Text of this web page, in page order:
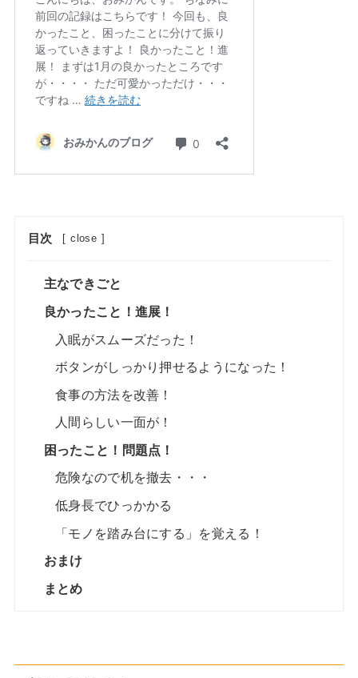
目次 [ close ]
主なできごと
良かったこと！進展！
入眠がスムーズだった！
ボタンがしっかり押せるようになった！
食事の方法を改善！
人間らしい一面が！
困ったこと！問題点！
危険なので机を撤去・・・
低身長でひっかかる
「モノを踏み台にする」を覚える！
おまけ
まとめ